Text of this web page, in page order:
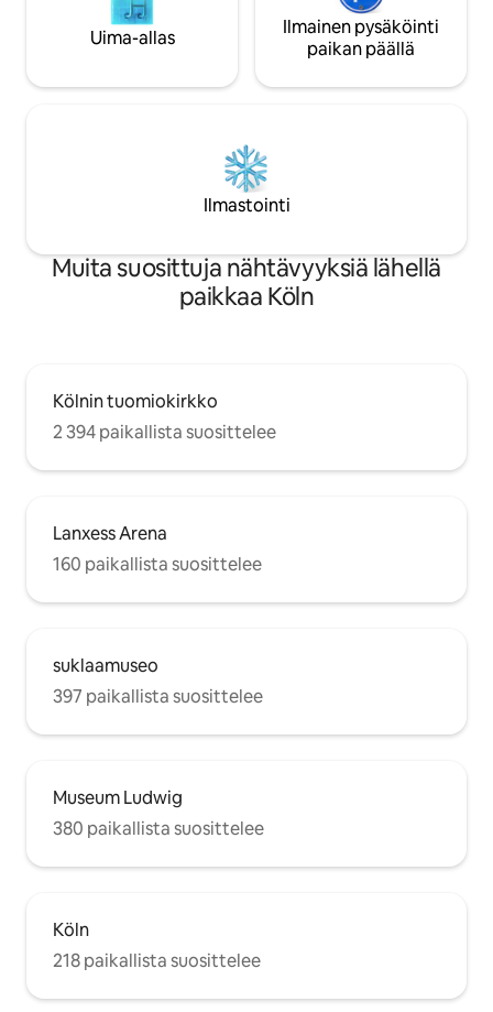
Uima-allas
Ilmainen pysäköinti
paikan päällä
Ilmastointi
Muita suosittuja nähtävyyksiä lähellä
paikkaa Köln
Kölnin tuomiokirkko
2 394 paikallista suosittelee
Lanxess Arena
160 paikallista suosittelee
suklaamuseo
397 paikallista suosittelee
Museum Ludwig
380 paikallista suosittelee
Köln
218 paikallista suosittelee